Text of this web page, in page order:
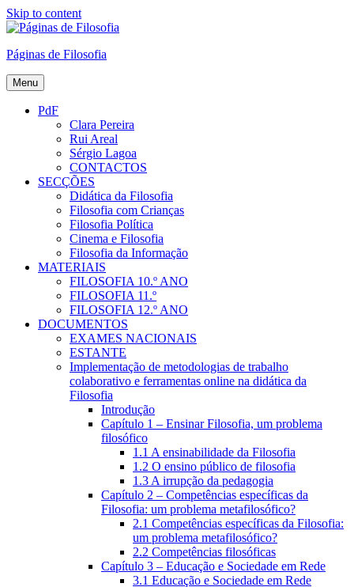
Skip to content
Páginas de Filosofia
Menu
PdF
Clara Pereira
Rui Areal
Sérgio Lagoa
CONTACTOS
SECÇÕES
Didática da Filosofia
Filosofia com Crianças
Filosofia Política
Cinema e Filosofia
Filosofia da Informação
MATERIAIS
FILOSOFIA 10.º ANO
FILOSOFIA 11.º
FILOSOFIA 12.º ANO
DOCUMENTOS
EXAMES NACIONAIS
ESTANTE
Implementação de metodologias de trabalho
colaborativo e ferramentas online na didática da
Filosofia
Introdução
Capítulo 1 – Ensinar Filosofia, um problema
filosófico
1.1 A ensinabilidade da Filosofia
1.2 O ensino público de filosofia
1.3 A irrupção da pedagogia
Capítulo 2 – Competências específicas da
Filosofia: um problema metafilosófico?
2.1 Competências específicas da Filosofia:
um problema metafilosófico?
2.2 Competências filosóficas
Capítulo 3 – Educação e Sociedade em Rede
3.1 Educação e Sociedade em Rede